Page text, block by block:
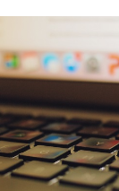
Shocrúcháin
mhic léinn ar
foirmiúil